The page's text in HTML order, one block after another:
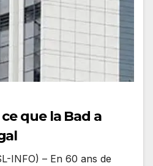
que la Bad a
INFO) – En 60 ans de